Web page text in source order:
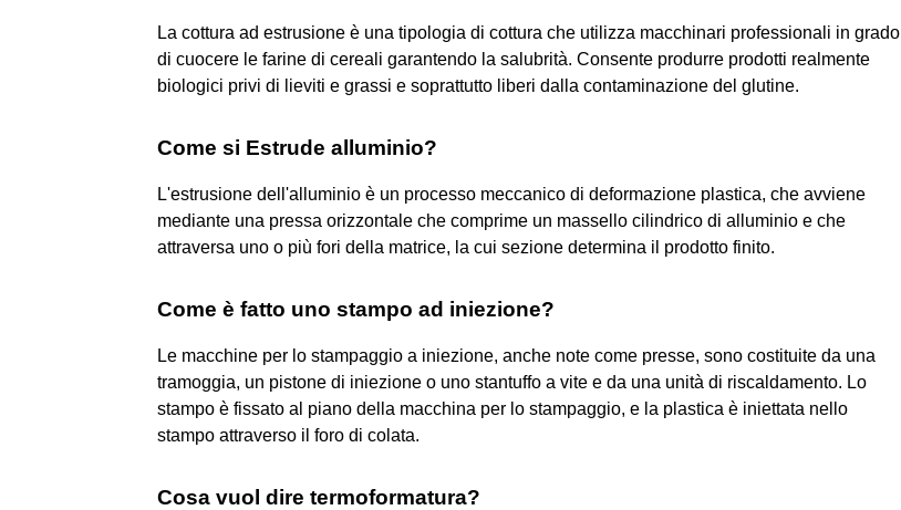
La cottura ad estrusione è una tipologia di cottura che utilizza macchinari professionali in grado
di cuocere le farine di cereali garantendo la salubrità. Consente produrre prodotti realmente
biologici privi di lieviti e grassi e soprattutto liberi dalla contaminazione del glutine.
Come si Estrude alluminio?
L'estrusione dell'alluminio è un processo meccanico di deformazione plastica, che avviene
mediante una pressa orizzontale che comprime un massello cilindrico di alluminio e che
attraversa uno o più fori della matrice, la cui sezione determina il prodotto finito.
Come è fatto uno stampo ad iniezione?
Le macchine per lo stampaggio a iniezione, anche note come presse, sono costituite da una
tramoggia, un pistone di iniezione o uno stantuffo a vite e da una unità di riscaldamento. Lo
stampo è fissato al piano della macchina per lo stampaggio, e la plastica è iniettata nello
stampo attraverso il foro di colata.
Cosa vuol dire termoformatura?